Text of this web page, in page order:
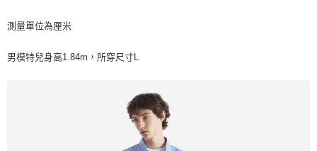
測量單位為厘米
男模特兒身高1.84m，所穿尺寸L